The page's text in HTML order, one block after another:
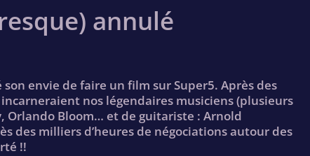
annulé
son envie de faire un film sur Super5. Après des
nos légendaires musiciens (plusieurs
Orlando Bloom… et de guitariste : Arnold
des milliers d’heures de négociations autour des
!!